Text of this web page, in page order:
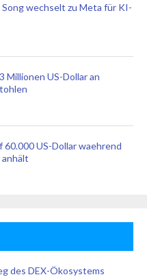
wechselt zu Meta für KI-
Millionen US-Dollar an
US-Dollar waehrend
des DEX-Ökosystems